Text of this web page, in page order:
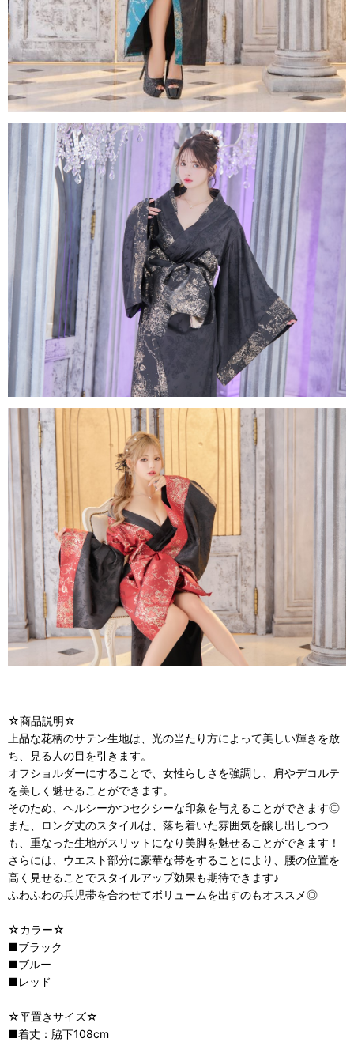
☆商品説明☆
上品な花柄のサテン生地は、光の当たり方によって美しい輝きを放
ち、見る人の目を引きます。
オフショルダーにすることで、女性らしさを強調し、肩やデコルテ
を美しく魅せることができます。
そのため、ヘルシーかつセクシーな印象を与えることができます◎
また、ロング丈のスタイルは、落ち着いた雰囲気を醸し出しつつ
も、重なった生地がスリットになり美脚を魅せることができます！
さらには、ウエスト部分に豪華な帯をすることにより、腰の位置を
高く見せることでスタイルアップ効果も期待できます♪
ふわふわの兵児帯を合わせてボリュームを出すのもオススメ◎
☆カラー☆
■ブラック
■ブルー
■レッド
☆平置きサイズ☆
■着丈：脇下108cm